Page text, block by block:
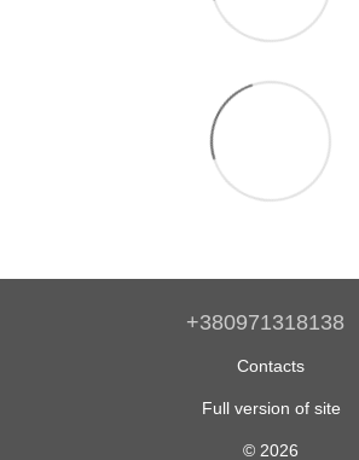
+380971318138
Contacts
Full version of site
© 2026